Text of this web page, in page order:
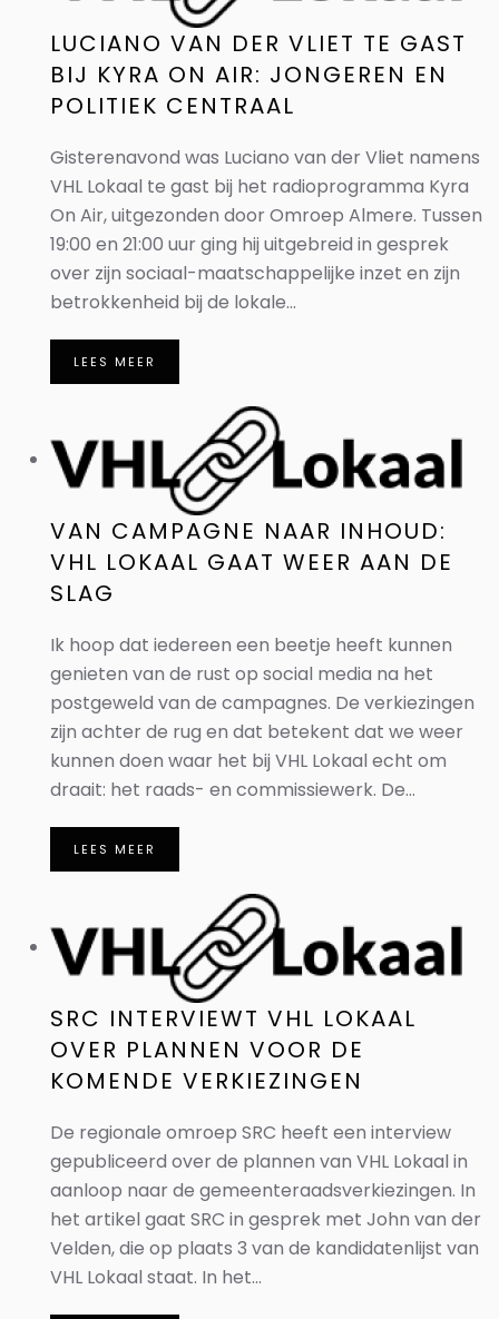
LUCIANO VAN DER VLIET TE GAST
BIJ KYRA ON AIR: JONGEREN EN
POLITIEK CENTRAAL
Gisterenavond was Luciano van der Vliet namens
VHL Lokaal te gast bij het radioprogramma Kyra
On Air, uitgezonden door Omroep Almere. Tussen
19:00 en 21:00 uur ging hij uitgebreid in gesprek
over zijn sociaal-maatschappelijke inzet en zijn
betrokkenheid bij de lokale...
LEES MEER
VAN CAMPAGNE NAAR INHOUD:
VHL LOKAAL GAAT WEER AAN DE
SLAG
Ik hoop dat iedereen een beetje heeft kunnen
genieten van de rust op social media na het
postgeweld van de campagnes. De verkiezingen
zijn achter de rug en dat betekent dat we weer
kunnen doen waar het bij VHL Lokaal echt om
draait: het raads- en commissiewerk. De...
LEES MEER
SRC INTERVIEWT VHL LOKAAL
OVER PLANNEN VOOR DE
KOMENDE VERKIEZINGEN
De regionale omroep SRC heeft een interview
gepubliceerd over de plannen van VHL Lokaal in
aanloop naar de gemeenteraadsverkiezingen. In
het artikel gaat SRC in gesprek met John van der
Velden, die op plaats 3 van de kandidatenlijst van
VHL Lokaal staat. In het...